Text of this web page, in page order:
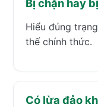
Bị chặn hay
Hiểu đúng
thế chính thức.
Có lừa đảo